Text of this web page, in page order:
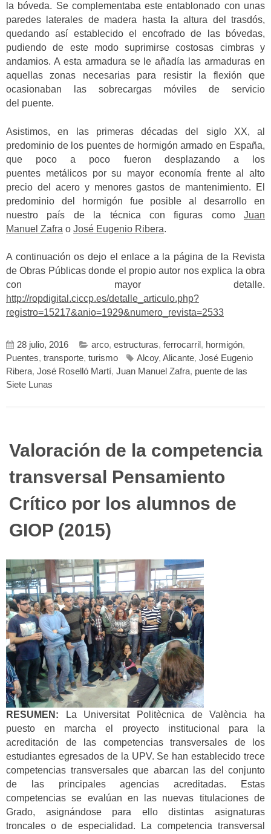
la bóveda. Se complementaba este entablonado con unas
paredes laterales de madera hasta la altura del trasdós,
quedando así establecido el encofrado de las bóvedas,
pudiendo de este modo suprimirse costosas cimbras y
andamios. A esta armadura se le añadía las armaduras en
aquellas zonas necesarias para resistir la flexión que
ocasionaban las sobrecargas móviles de servicio
del puente.
Asistimos, en las primeras décadas del siglo XX, al
predominio de los puentes de hormigón armado en España,
que poco a poco fueron desplazando a los
puentes metálicos por su mayor economía frente al alto
precio del acero y menores gastos de mantenimiento. El
predominio del hormigón fue posible al desarrollo en
nuestro país de la técnica con figuras como Juan
Manuel Zafra o José Eugenio Ribera.
A continuación os dejo el enlace a la página de la Revista
de Obras Públicas donde el propio autor nos explica la obra
con mayor detalle.
http://ropdigital.ciccp.es/detalle_articulo.php?
registro=15217&anio=1929&numero_revista=2533
28 julio, 2016 arco, estructuras, ferrocarril, hormigón,
Puentes, transporte, turismo Alcoy, Alicante, José Eugenio
Ribera, José Roselló Martí, Juan Manuel Zafra, puente de las
Siete Lunas
Valoración de la competencia
transversal Pensamiento
Crítico por los alumnos de
GIOP (2015)
RESUMEN:
La Universitat Politècnica de València ha
puesto en marcha el proyecto institucional para la
acreditación de las competencias transversales de los
estudiantes egresados de la UPV. Se han establecido trece
competencias transversales que abarcan las del conjunto
de las principales agencias acreditadas. Estas
competencias se evalúan en las nuevas titulaciones de
Grado, asignándose para ello distintas asignaturas
troncales o de especialidad. La competencia transversal